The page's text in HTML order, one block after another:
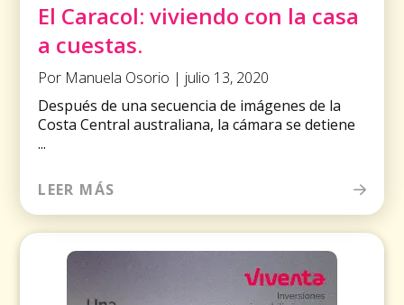
El Caracol: viviendo con la casa
a cuestas.
Por Manuela Osorio | julio 13, 2020
Después de una secuencia de imágenes de la
Costa Central australiana, la cámara se detiene
...
LEER MÁS